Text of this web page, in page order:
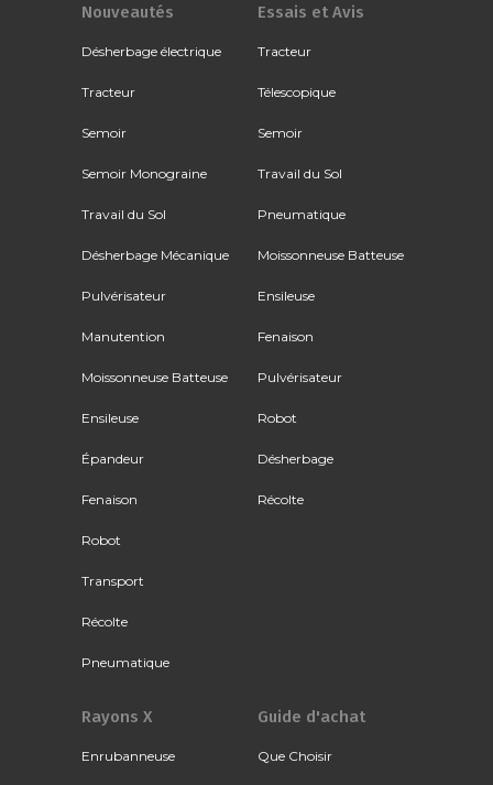
Nouveautés
Désherbage électrique
Tracteur
Semoir
Semoir Monograine
Travail du Sol
Désherbage Mécanique
Pulvérisateur
Manutention
Moissonneuse Batteuse
Ensileuse
Épandeur
Fenaison
Robot
Transport
Récolte
Pneumatique
Essais et Avis
Tracteur
Télescopique
Semoir
Travail du Sol
Pneumatique
Moissonneuse Batteuse
Ensileuse
Fenaison
Pulvérisateur
Robot
Désherbage
Récolte
Rayons X
Enrubanneuse
Guide d'achat
Que Choisir